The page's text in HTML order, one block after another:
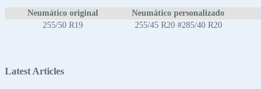
Neumático original Neumático personalizado
255/50 R19
255/45 R20 #285/40 R20
Latest Articles